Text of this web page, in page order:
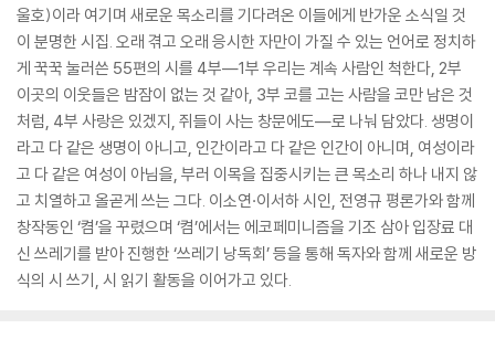
울호)이라 여기며 새로운 목소리를 기다려온 이들에게 반가운 소식일 것
이 분명한 시집. 오래 겪고 오래 응시한 자만이 가질 수 있는 언어로 정치하
게 꾹꾹 눌러쓴 55편의 시를 4부―1부 우리는 계속 사람인 척한다, 2부
이곳의 이웃들은 밤잠이 없는 것 같아, 3부 코를 고는 사람을 코만 남은 것
처럼, 4부 사랑은 있겠지, 쥐들이 사는 창문에도―로 나눠 담았다. 생명이
라고 다 같은 생명이 아니고, 인간이라고 다 같은 인간이 아니며, 여성이라
고 다 같은 여성이 아님을, 부러 이목을 집중시키는 큰 목소리 하나 내지 않
고 치열하고 올곧게 쓰는 그다. 이소연·이서하 시인, 전영규 평론가와 함께
창작동인 ‘켬’을 꾸렸으며 ‘켬’에서는 에코페미니즘을 기조 삼아 입장료 대
신 쓰레기를 받아 진행한 ‘쓰레기 낭독회’ 등을 통해 독자와 함께 새로운 방
식의 시 쓰기, 시 읽기 활동을 이어가고 있다.